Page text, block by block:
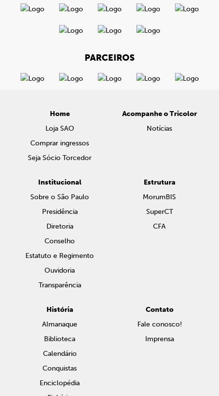
PARCEIROS
Home
Loja SAO
Comprar ingressos
Seja Sócio Torcedor
Acompanhe o Tricolor
Notícias
Institucional
Sobre o São Paulo
Presidência
Diretoria
Conselho
Estatuto e Regimento
Ouvidoria
Transparência
Estrutura
MorumBIS
SuperCT
CFA
História
Almanaque
Biblioteca
Calendário
Conquistas
Enciclopédia
Contato
Fale conosco!
Imprensa